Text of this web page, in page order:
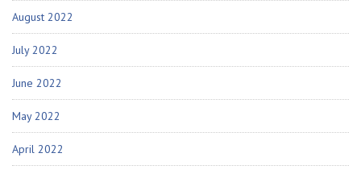
August 2022
July 2022
June 2022
May 2022
April 2022